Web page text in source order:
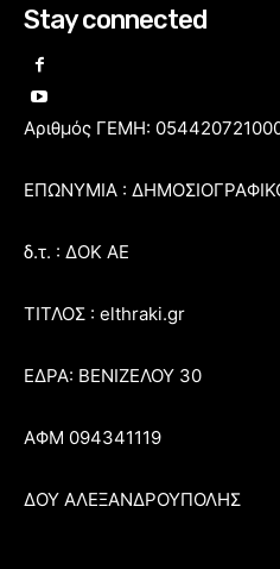
Stay connected
Αριθμός ΓΕΜΗ:
ΕΠΩΝΥΜΙΑ :
δ.τ. : ΔΟΚ ΑΕ
ΤΙΤΛΟΣ : elthraki.gr
ΕΔΡΑ: ΒΕΝΙΖΕΛΟΥ 30
ΑΦΜ 094341119
ΔΟΥ ΑΛΕΞΑΝΔΡΟΥΠΟΛΗΣ